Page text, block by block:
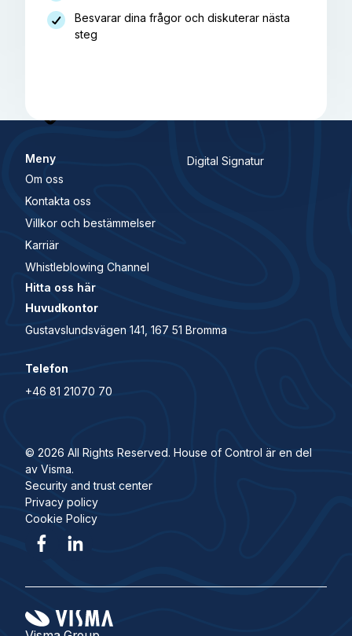
Besvarar dina frågor och diskuterar nästa
steg
Meny
Om oss
Kontakta oss
Villkor och bestämmelser
Karriär
Whistleblowing Channel
Digital Signatur
Hitta oss här
Huvudkontor
Gustavslundsvägen 141, 167 51 Bromma
Telefon
+46 81 21070 70
© 2026 All Rights Reserved. House of Control är en del
av Visma.
Security and trust center
Privacy policy
Cookie Policy